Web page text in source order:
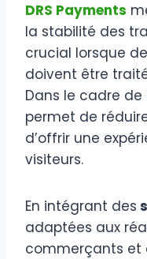
DRS Payments
la stabilité des
crucial lorsque
doivent être
Dans le cadre
permet de
d’offrir une
visiteurs.
En intégrant des
adaptées aux
commerçants et